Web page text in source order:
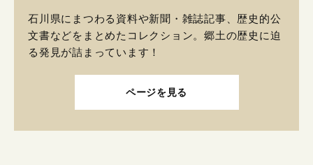
石川県にまつわる資料や新聞・雑誌記事、歴史的公
文書などをまとめたコレクション。郷土の歴史に迫
る発見が詰まっています！
ページを見る